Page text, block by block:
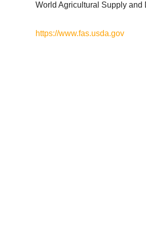
World Agricultural Supply and
https://www.fas.usda.gov